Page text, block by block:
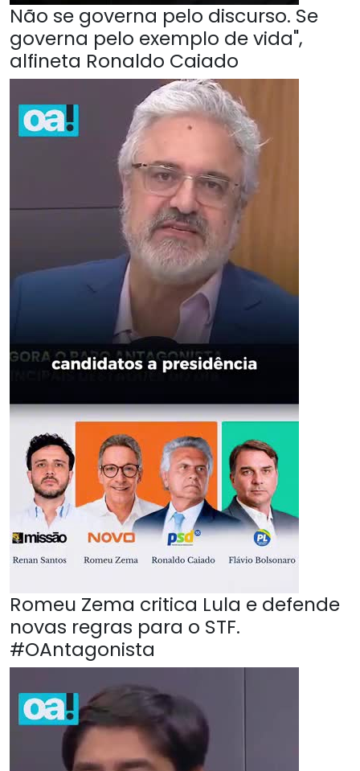
Não se governa pelo discurso. Se
governa pelo exemplo de vida",
alfineta Ronaldo Caiado
Romeu Zema critica Lula e defende
novas regras para o STF.
#OAntagonista